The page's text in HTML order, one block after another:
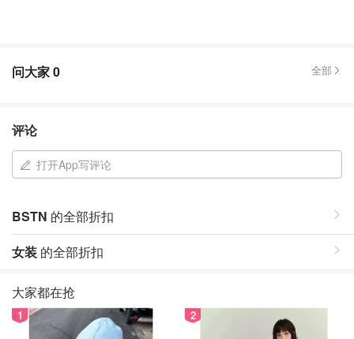
问大家0 全部
评论
打开App写评论
BSTN 的全部折扣
女装 的全部折扣
大家都在抢
1 2